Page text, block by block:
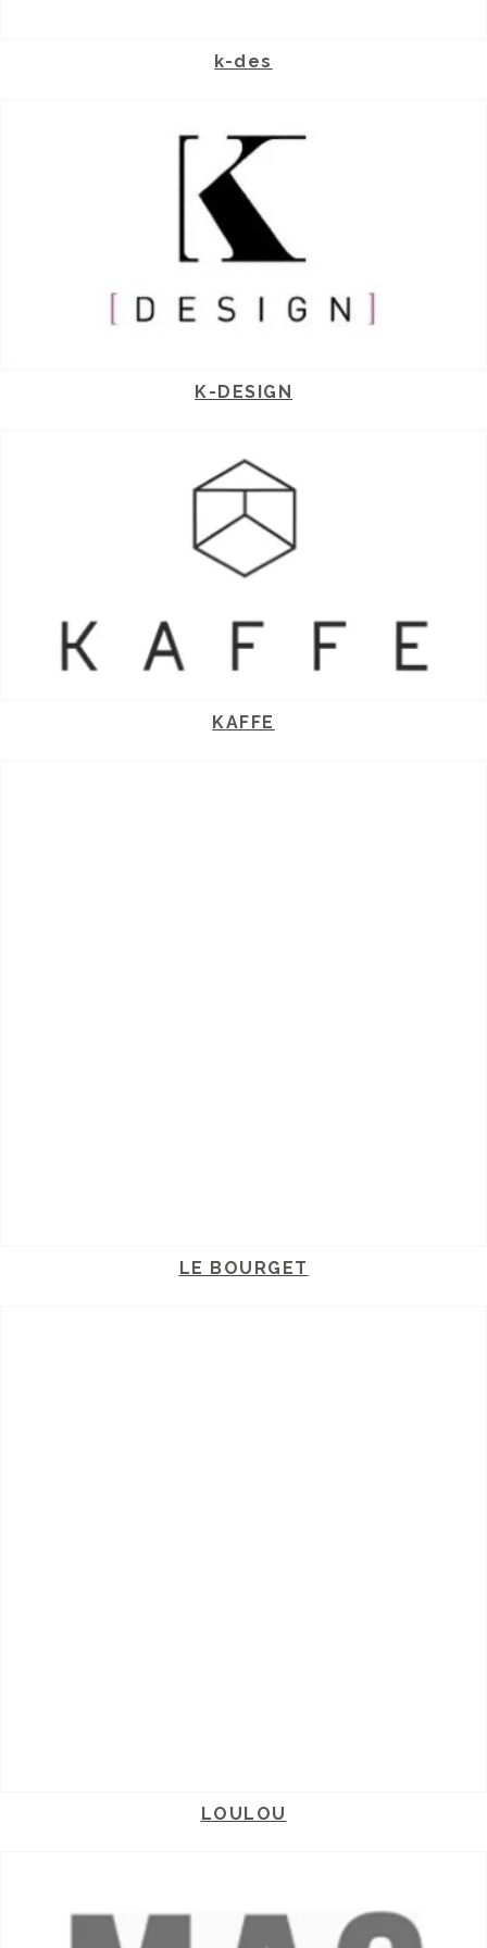
k-des
K-DESIGN
KAFFE
LE BOURGET
LOULOU